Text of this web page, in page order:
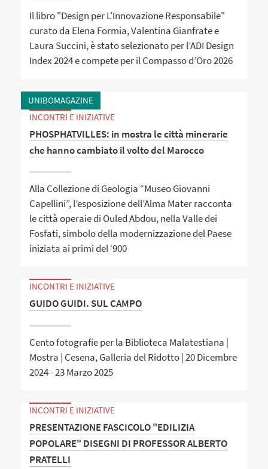
Il libro "Design per L'Innovazione Responsabile"
curato da Elena Formia, Valentina Gianfrate e
Laura Succini, è stato selezionato per l’ADI Design
Index 2024 e compete per il Compasso d’Oro 2026
UNIBOMAGAZINE
INCONTRI E INIZIATIVE
PHOSPHATVILLES: in mostra le città minerarie
che hanno cambiato il volto del Marocco
Alla Collezione di Geologia “Museo Giovanni
Capellini”, l’esposizione dell’Alma Mater racconta
le città operaie di Ouled Abdou, nella Valle dei
Fosfati, simbolo della modernizzazione del Paese
iniziata ai primi del ‘900
INCONTRI E INIZIATIVE
GUIDO GUIDI. SUL CAMPO
Cento fotografie per la Biblioteca Malatestiana |
Mostra | Cesena, Galleria del Ridotto | 20 Dicembre
2024 - 23 Marzo 2025
INCONTRI E INIZIATIVE
PRESENTAZIONE FASCICOLO "EDILIZIA
POPOLARE" DISEGNI DI PROFESSOR ALBERTO
PRATELLI